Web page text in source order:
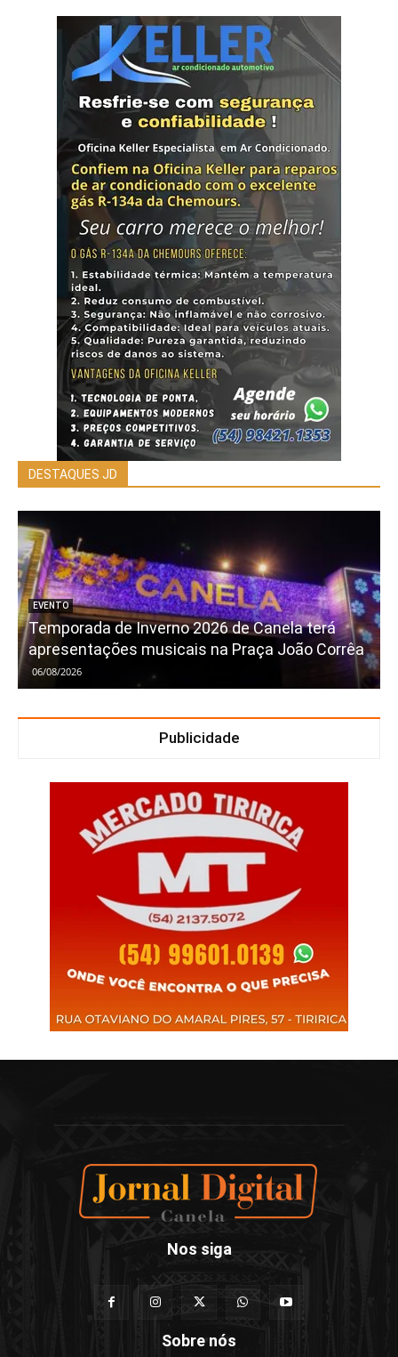
DESTAQUES JD
EVENTO
Temporada de Inverno 2026 de Canela terá
apresentações musicais na Praça João Corrêa
06/08/2026
Publicidade
Nos siga
Sobre nós